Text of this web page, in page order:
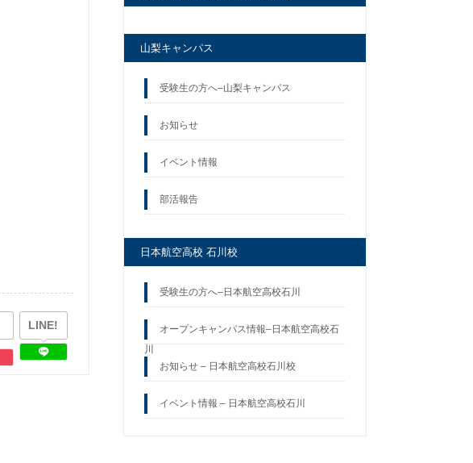
LINE!
山梨キャンパス
受験生の方へ–山梨キャンパス
お知らせ
イベント情報
部活報告
日本航空高校 石川校
受験生の方へ–日本航空高校石川
オープンキャンパス情報–日本航空高校石
川
お知らせ – 日本航空高校石川校
イベント情報 – 日本航空高校石川